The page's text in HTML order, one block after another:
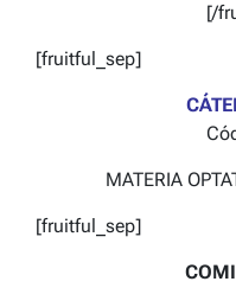
[/
[fruitful_sep]
MATERIA
[fruitful_sep]